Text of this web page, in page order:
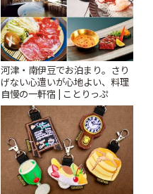
河津・南伊豆でお泊まり。さり
げない心遣いが心地よい、料理
自慢の一軒宿 | ことりっぷ